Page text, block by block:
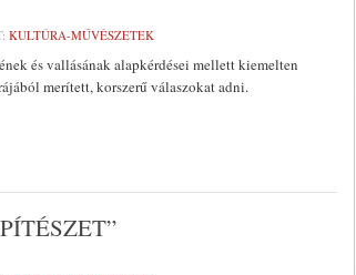
KULTÚRA-MŰVÉSZETEK
és vallásának alapkérdései mellett kiemelten
merített, korszerű válaszokat adni.